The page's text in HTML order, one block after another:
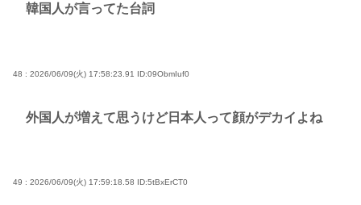
韓国人が言ってた台詞
48 : 2026/06/09(火) 17:58:23.91 ID:09ObmIuf0
外国人が増えて思うけど日本人って顔がデカイよね
49 : 2026/06/09(火) 17:59:18.58 ID:5tBxErCT0